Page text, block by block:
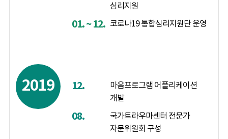
심리지원
01. ~ 12. 코로나19 통합심리지원단 운영
2019 12.
마음프로그램 어플리케이션
개발
08.
국가트라우마센터 전문가
자문위원회 구성